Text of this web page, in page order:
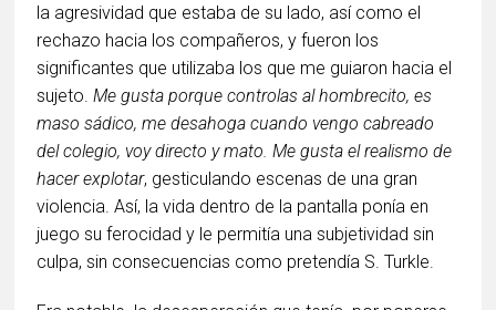
la agresividad que estaba de su lado, así como el
rechazo hacia los compañeros, y fueron los
significantes que utilizaba los que me guiaron hacia el
sujeto.Me gusta porque controlas al hombrecito, es
maso sádico, me desahoga cuando vengo cabreado
del colegio, voy directo y mato. Me gusta el realismo de
hacer explotar, gesticulando escenas de una gran
violencia. Así, la vida dentro de la pantalla ponía en
juego su ferocidad y le permitía una subjetividad sin
culpa, sin consecuencias como pretendía S. Turkle.